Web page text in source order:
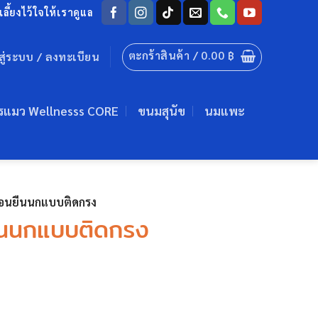
ยงไว้ใจให้เราดูแล
ระบบ / ลงทะเบียน ตะกร้าสินค้า / 0.00 ฿
มว Wellnesss CORE ขนมสุนัข นมแพะ
นยืนนกแบบติดกรง
นกแบบติดกรง